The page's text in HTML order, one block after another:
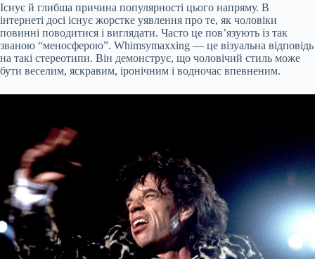
Існує й глибша причина популярності цього напряму. В
інтернеті досі існує жорстке уявлення про те, як чоловіки
повинні поводитися і виглядати. Часто це пов’язують із так
званою “меносферою”. Whimsymaxxing — це візуальна відповідь
на такі стереотипи. Він демонструє, що чоловічий стиль може
бути веселим, яскравим, іронічним і водночас впевненим.